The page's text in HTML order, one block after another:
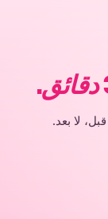
لا بعد.